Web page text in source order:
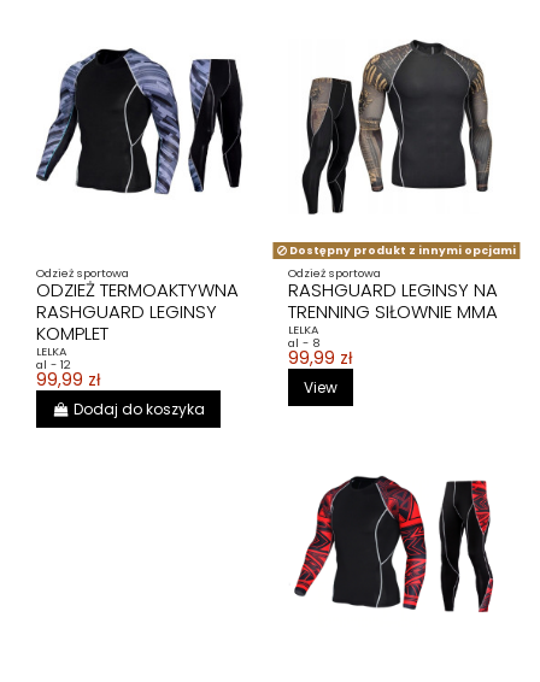
Odzież sportowa
ODZIEŻ TERMOAKTYWNA
RASHGUARD LEGINSY
KOMPLET
LELKA
al - 12
99,99 zł
Dodaj do koszyka
Dostępny produkt z innymi opcjami
Odzież sportowa
RASHGUARD LEGINSY NA
TRENNING SIŁOWNIE MMA
LELKA
al - 8
99,99 zł
View